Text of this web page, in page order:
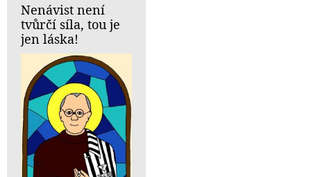
Nenávist není
tvůrčí síla, tou je
jen láska!